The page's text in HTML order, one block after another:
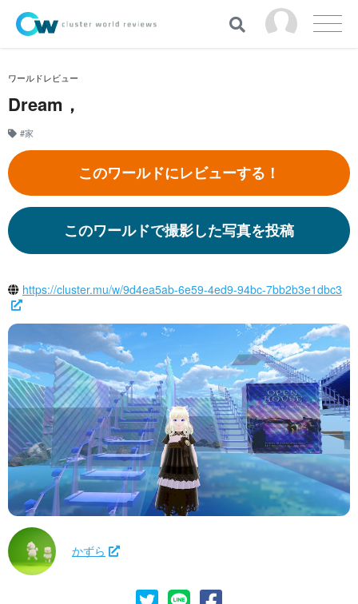
ワールドレビュー
Dream，
#家
このワールドにレビューする！
このワールドで撮影した写真を投稿
https://cluster.mu/w/9d4ea5ab-6e59-4ed9-94bc-7bb2b3e1dbc3
かずら